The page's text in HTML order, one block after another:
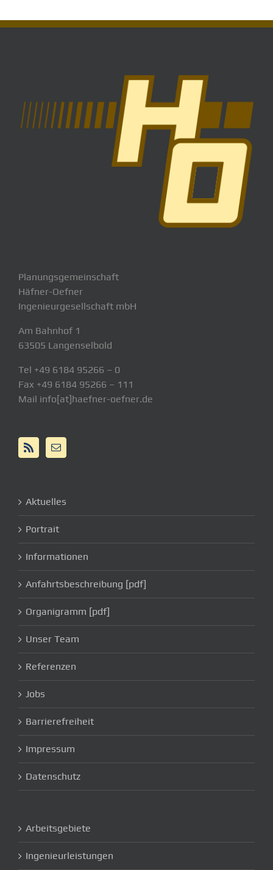
Planungsgemeinschaft
Häfner-Oefner
Ingenieurgesellschaft mbH
Am Bahnhof 1
63505 Langenselbold
Tel +49 6184 95266 – 0
Fax +49 6184 95266 – 111
Mail info[at]haefner-oefner.de
Aktuelles
Portrait
Informationen
Anfahrtsbeschreibung [pdf]
Organigramm [pdf]
Unser Team
Referenzen
Jobs
Barrierefreiheit
Impressum
Datenschutz
Arbeitsgebiete
Ingenieurleistungen